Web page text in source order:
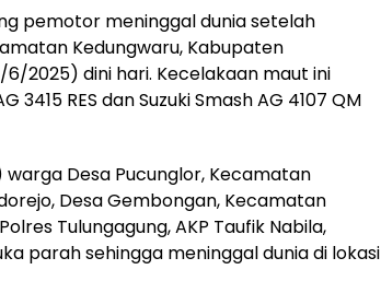
pemotor meninggal dunia setelah
Kedungwaru, Kabupaten
6/2025) dini hari. Kecelakaan maut ini
RES dan Suzuki Smash AG 4107 QM
Desa Pucunglor, Kecamatan
Desa Gembongan, Kecamatan
Tulungagung, AKP Taufik Nabila,
parah sehingga meninggal dunia di lokasi